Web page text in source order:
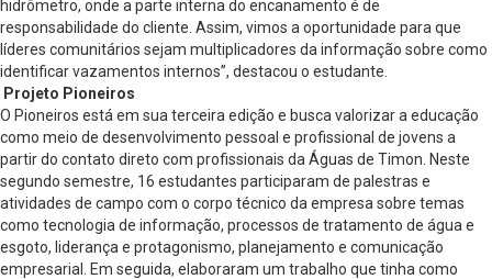
hidrômetro, onde a parte interna do encanamento é de
responsabilidade do cliente. Assim, vimos a oportunidade para que
líderes comunitários sejam multiplicadores da informação sobre como
identificar vazamentos internos”, destacou o estudante.
Projeto Pioneiros
O Pioneiros está em sua terceira edição e busca valorizar a educação
como meio de desenvolvimento pessoal e profissional de jovens a
partir do contato direto com profissionais da Águas de Timon. Neste
segundo semestre, 16 estudantes participaram de palestras e
atividades de campo com o corpo técnico da empresa sobre temas
como tecnologia de informação, processos de tratamento de água e
esgoto, liderança e protagonismo, planejamento e comunicação
empresarial. Em seguida, elaboraram um trabalho que tinha como